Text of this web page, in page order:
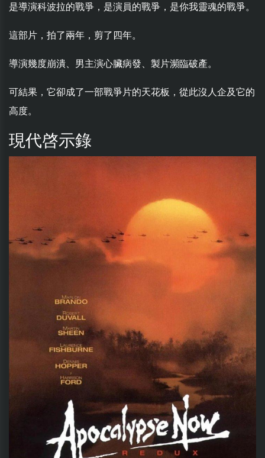
是導演科波拉的戰爭，是演員的戰爭，是你我靈魂的戰爭。
這部片，拍了兩年，剪了四年。
導演幾度崩潰、男主演心臟病發、製片瀕臨破產。
可結果，它卻成了一部戰爭片的天花板，從此沒人企及它的
高度。
現代啓示錄